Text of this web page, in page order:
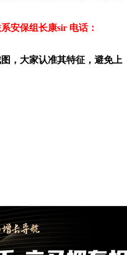
安保组长康sir 电话：
，大家认准其特征，避免上